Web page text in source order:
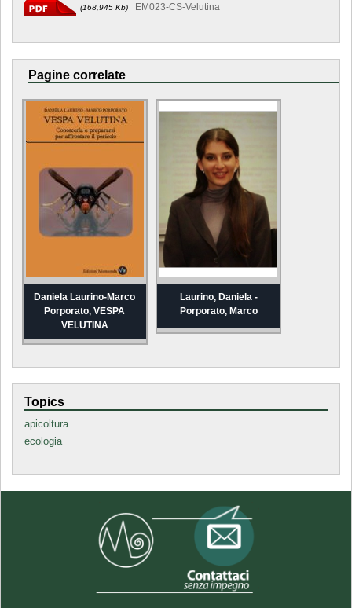
(168,945 Kb) EM023-CS-Velutina
Pagine correlate
Daniela Laurino-Marco
Porporato, VESPA
VELUTINA
Laurino, Daniela -
Porporato, Marco
Topics
apicoltura
ecologia